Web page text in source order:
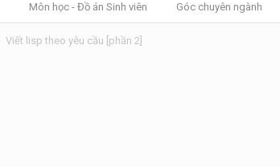
Môn học - Đồ án Sinh viên Góc chuyên ngành
Viết lisp theo yêu cầu [phần 2]